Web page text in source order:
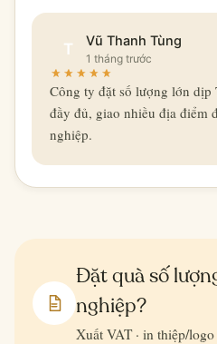
T Vũ Thanh Tùng
1 tháng trước
Công ty đặt số lượng lớn dịp
đầy đủ, giao nhiều địa điểm
nghiệp.
Đặt quà số
nghiệp?
Xuất VAT · in thiệp/